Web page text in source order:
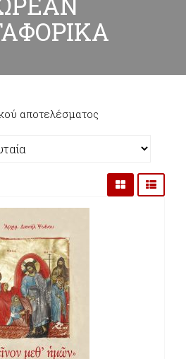
αποτελέσματος